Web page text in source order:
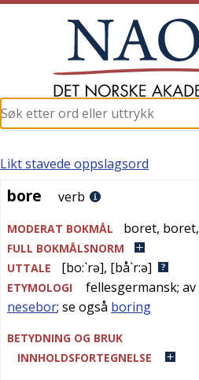
bore
Likt stavede oppslagsord
bore verb
MODERAT BOKMÅL boret, boret,
FULL BOKMÅLSNORM
UTTALE
[bo:`rə], [bå`r:ə]
ETYMOLOGI fellesgermansk; av
nesebor; se også boring
BETYDNING OG BRUK
INNHOLDSFORTEGNELSE